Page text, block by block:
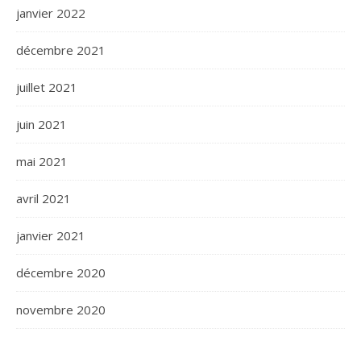
janvier 2022
décembre 2021
juillet 2021
juin 2021
mai 2021
avril 2021
janvier 2021
décembre 2020
novembre 2020